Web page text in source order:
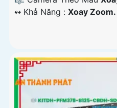
️↭ Khả Năng : Xoay Zoom.